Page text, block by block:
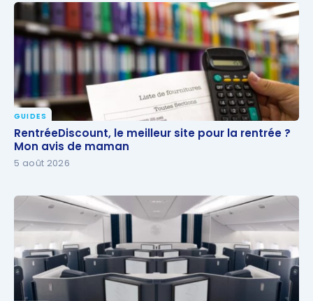
RentréeDiscount, le meilleur site pour la rentrée ?
Mon avis de maman
GUIDES
RentréeDiscount, le meilleur site pour la rentrée ?
Mon avis de maman
5 août 2026